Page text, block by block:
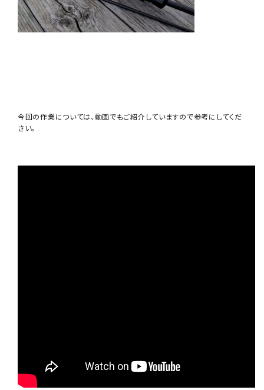
今回の作業については、動画でもご紹介していますので参考にしてくだ
さい。